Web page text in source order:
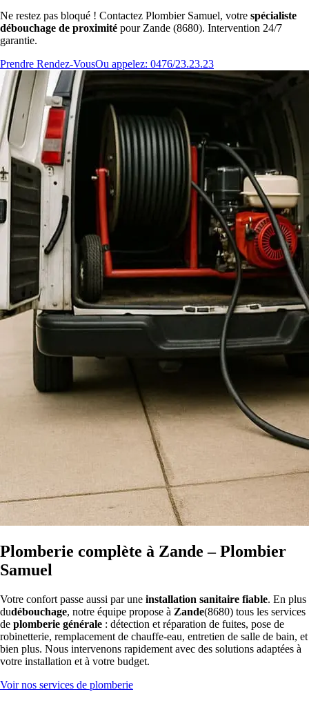
Ne restez pas bloqué ! Contactez Plombier Samuel, votre spécialiste
débouchage de proximité pour Zande (8680). Intervention 24/7
garantie.
Prendre Rendez-VousOu appelez: 0476/23.23.23
Plomberie complète à Zande – Plombier
Samuel
Votre confort passe aussi par une installation sanitaire fiable. En plus
dudébouchage, notre équipe propose à Zande(8680) tous les services
de plomberie générale : détection et réparation de fuites, pose de
robinetterie, remplacement de chauffe-eau, entretien de salle de bain, et
bien plus. Nous intervenons rapidement avec des solutions adaptées à
votre installation et à votre budget.
Voir nos services de plomberie